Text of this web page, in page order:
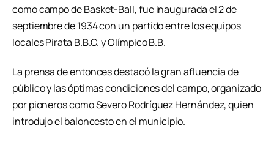
como campo de Basket-Ball, fue inaugurada el 2 de
septiembre de 1934 con un partido entre los equipos
locales Pirata B.B.C. y Olímpico B.B.
La prensa de entonces destacó la gran afluencia de
público y las óptimas condiciones del campo, organizado
por pioneros como Severo Rodríguez Hernández, quien
introdujo el baloncesto en el municipio.